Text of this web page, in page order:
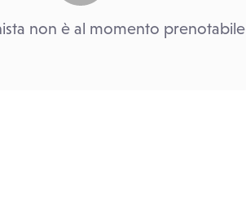
non è al momento prenotabile